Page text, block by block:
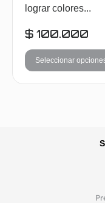
lograr colores...
$ 100.000
Seleccionar